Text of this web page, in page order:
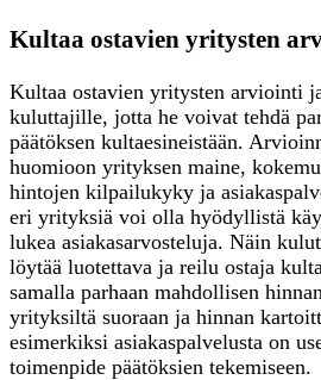
Kultaa ostavien yritysten
Kultaa ostavien yritysten arviointi
kuluttajille, jotta he voivat tehdä
päätöksen kultaesineistään.
huomioon yrityksen maine,
hintojen kilpailukyky ja
eri yrityksiä voi olla hyödyllistä
lukea asiakasarvosteluja. Näin
löytää luotettava ja reilu ostaja
samalla parhaan mahdollisen
yrityksiltä suoraan ja hinnan
esimerkiksi asiakaspalvelusta on
toimenpide päätöksien tekemiseen.